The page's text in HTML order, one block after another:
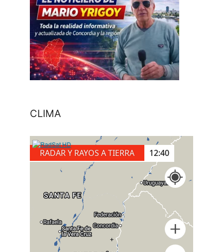
CLIMA
RADAR Y RAYOS A TIERRA 12:50
+